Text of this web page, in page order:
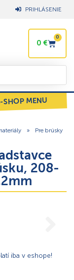
PRIHLÁSENIE
0 €
0
SHOP MENU
»
Pre brúsky
208-
iba v eshope!